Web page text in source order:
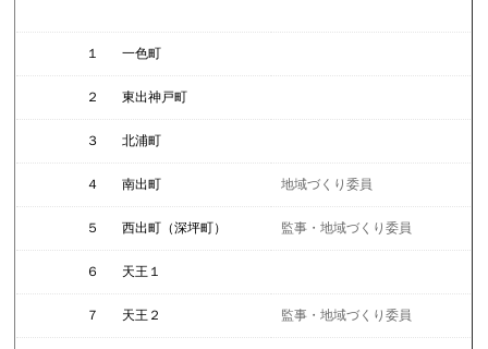
１ 一色町
２ 東出神戸町
３ 北浦町
４ 南出町 地域づくり委員
５ 西出町（深坪町） 監事・地域づくり委員
６ 天王１
７ 天王２ 監事・地域づくり委員